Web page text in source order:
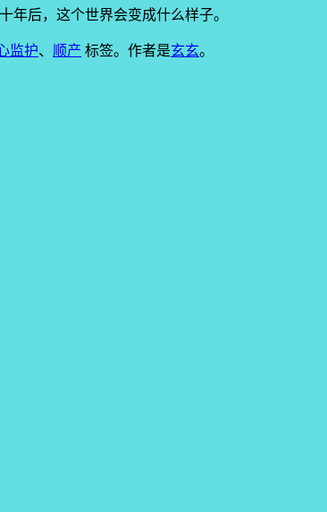
年后，这个世界会变成什么样子。
监护、 顺产 标签。 作者是玄玄。